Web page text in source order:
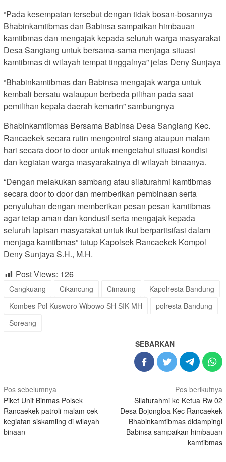
“Pada kesempatan tersebut dengan tidak bosan-bosannya
Bhabinkamtibmas dan Babinsa sampaikan himbauan
kamtibmas dan mengajak kepada seluruh warga masyarakat
Desa Sangiang untuk bersama-sama menjaga situasi
kamtibmas di wilayah tempat tinggalnya” jelas Deny Sunjaya
“Bhabinkamtibmas dan Babinsa mengajak warga untuk
kembali bersatu walaupun berbeda pilihan pada saat
pemilihan kepala daerah kemarin” sambungnya
Bhabinkamtibmas Bersama Babinsa Desa Sangiang Kec.
Rancaekek secara rutin mengontrol siang ataupun malam
hari secara door to door untuk mengetahui situasi kondisi
dan kegiatan warga masyarakatnya di wilayah binaanya.
“Dengan melakukan sambang atau silaturahmi kamtibmas
secara door to door dan memberikan pembinaan serta
penyuluhan dengan memberikan pesan pesan kamtibmas
agar tetap aman dan kondusif serta mengajak kepada
seluruh lapisan masyarakat untuk ikut berpartisifasi dalam
menjaga kamtibmas” tutup Kapolsek Rancaekek Kompol
Deny Sunjaya S.H., M.H.
Post Views: 126
Cangkuang Cikancung Cimaung
Kapolresta Bandung
Kombes Pol Kusworo Wibowo SH SIK MH
polresta Bandung
Soreang
SEBARKAN
Navigasi
pos
Pos sebelumnya
Piket Unit Binmas Polsek
Rancaekek patroli malam cek
kegiatan siskamling di wilayah
binaan
Pos berikutnya
Silaturahmi ke Ketua Rw 02
Desa Bojongloa Kec Rancaekek
Bhabinkamtibmas didampingi
Babinsa sampaikan himbauan
kamtibmas